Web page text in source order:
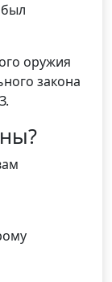
оружия
закона